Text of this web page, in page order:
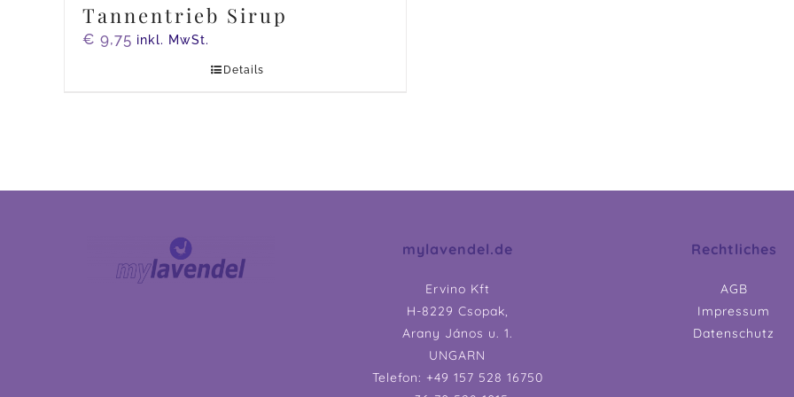
Tannentrieb Sirup
€ 9,75 inkl. MwSt.
Details
mylavendel.de
Ervino Kft
H-8229 Csopak,
Arany János u. 1.
UNGARN
Telefon: +49 157 528 16750
Rechtliches
AGB
Impressum
Datenschutz